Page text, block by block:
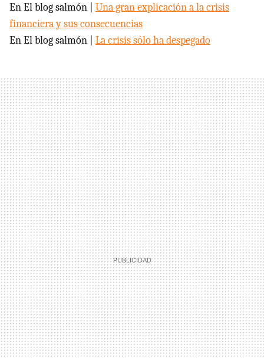
En El blog salmón | Una gran explicación a la crisis
financiera y sus consecuencias
En El blog salmón | La crisis sólo ha despegado